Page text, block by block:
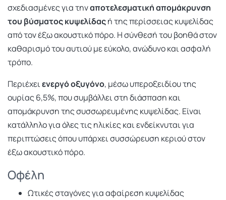
σχεδιασμένες για τηναποτελεσματική απομάκρυνση
του βύσματος κυψελίδαςή της περίσσειας κυψελίδας
από τον έξω ακουστικό πόρο. Η σύνθεσή του βοηθά στον
καθαρισμό του αυτιού με εύκολο, ανώδυνο και ασφαλή
τρόπο.
Περιέχειενεργό οξυγόνο, μέσω υπεροξειδίου της
ουρίας 6,5%, που συμβάλλει στη διάσπαση και
απομάκρυνση της συσσωρευμένης κυψελίδας. Είναι
κατάλληλο για όλες τις ηλικίες και ενδείκνυται για
περιπτώσεις όπου υπάρχει συσσώρευση κεριού στον
έξω ακουστικό πόρο.
Οφέλη
Ωτικές σταγόνες για αφαίρεση κυψελίδας